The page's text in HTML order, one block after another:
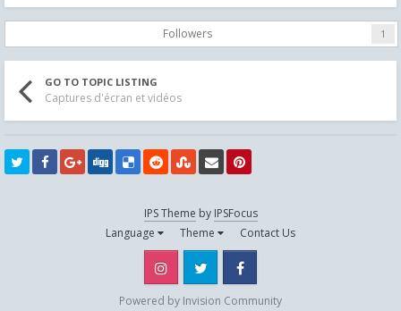
Followers 1
GO TO TOPIC LISTING
Captures d'écran et vidéos
IPS Theme by IPSFocus
Language
Theme Contact Us
Instagram Twitter
Powered by Invision Community